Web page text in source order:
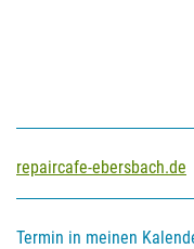
repaircafe-ebersbach.de
Termin in meinen